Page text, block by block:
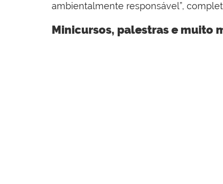
ambientalmente responsável”,
Minicursos, palestras e muito